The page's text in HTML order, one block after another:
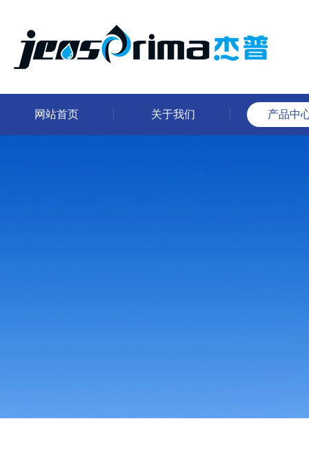
网站首页 关于我们 产品中